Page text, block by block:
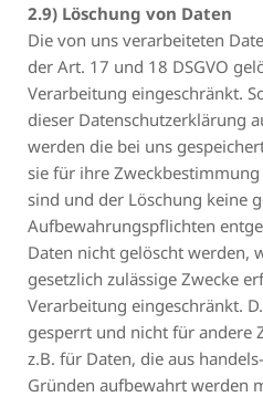
2.9) Löschung von Daten
Die von uns verarbeiteten
der Art. 17 und 18 DSGVO
Verarbeitung eingeschränkt.
dieser Datenschutzerklärung
werden die bei uns
sie für ihre
sind und der Löschung keine
Aufbewahrungspflichten
Daten nicht gelöscht werden,
gesetzlich zulässige Zwecke
Verarbeitung eingeschränkt.
gesperrt und nicht für andere
z.B. für Daten, die aus
Gründen aufbewahrt werden